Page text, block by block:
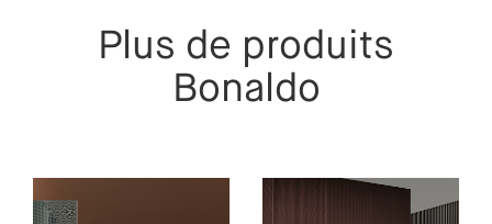
Plus de produits
Bonaldo